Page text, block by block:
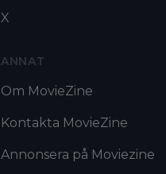
X
ANNAT
Om MovieZine
Kontakta MovieZine
Annonsera på Moviezine